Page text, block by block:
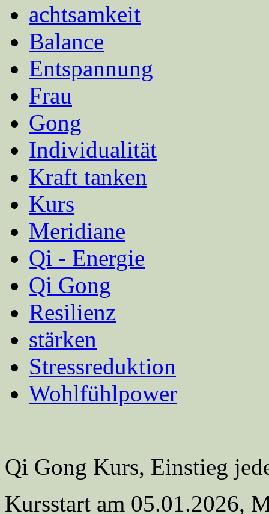
achtsamkeit
Balance
Entspannung
Frau
Gong
Individualität
Kraft tanken
Kurs
Meridiane
Qi - Energie
Qi Gong
Resilienz
stärken
Stressreduktion
Wohlfühlpower
Qi Gong Kurs, Einstieg
Kursstart am 05.01.2026,